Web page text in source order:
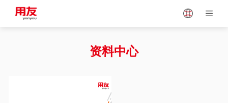
Vietnam
资料中心